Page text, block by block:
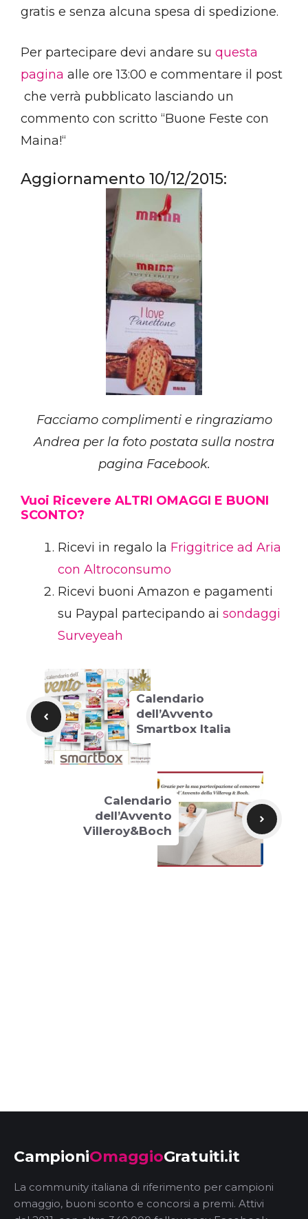
gratis e senza alcuna spesa di spedizione.
Per partecipare devi andare su questa
pagina alle ore 13:00 e commentare il post
che verrà pubblicato lasciando un
commento con scritto “Buone Feste con
Maina!“
Aggiornamento 10/12/2015:
Facciamo complimenti e ringraziamo
Andrea per la foto postata sulla nostra
pagina Facebook.
Vuoi Ricevere ALTRI OMAGGI E BUONI
SCONTO?
Ricevi in regalo la Friggitrice ad Aria
con Altroconsumo
Ricevi buoni Amazon e pagamenti
su Paypal partecipando ai sondaggi
Surveyeah
Calendario
dell’Avvento
Smartbox Italia
Calendario
dell’Avvento
Villeroy&Boch
CampioniOmaggioGratuiti.it
La community italiana di riferimento per campioni
omaggio, buoni sconto e concorsi a premi. Attivi